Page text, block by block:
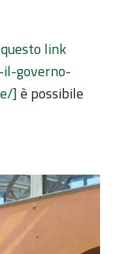
link
governo-
]è possibile